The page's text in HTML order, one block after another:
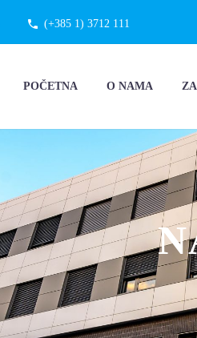
(+385 1) 3712 111
POČETNA O NAMA